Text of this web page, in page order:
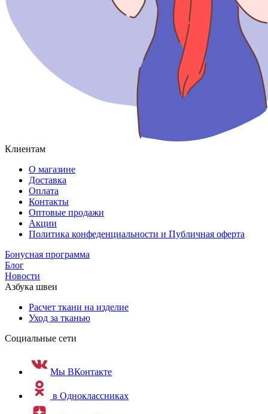
Клиентам
О магазине
Доставка
Оплата
Контакты
Оптовые продажи
Акции
Политика конфеденциальности и Публичная оферта
Бонусная программа
Блог
Новости
Азбука швеи
Расчет ткани на изделие
Уход за тканью
Социальные сети
Мы ВКонтакте
в Одноклассниках